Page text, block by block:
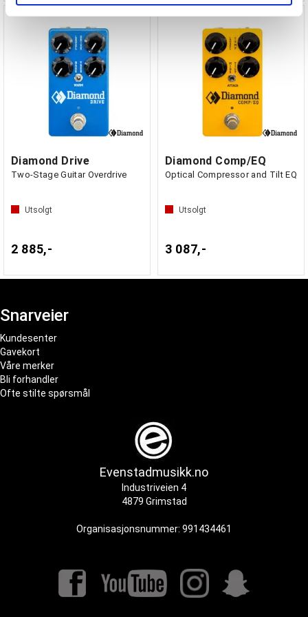
Diamond Drive
Two-Stage Guitar Overdrive
Utsolgt
2 885,-
Diamond Comp/EQ
Optical Compressor and Tilt EQ
Utsolgt
3 087,-
Snarveier
Kundesenter
Gavekort
Våre merker
Bli forhandler
Ofte stilte spørsmål
Evenstadmusikk.no
Industriveien 4
4879 Grimstad
Organisasjonsnummer: 991434461